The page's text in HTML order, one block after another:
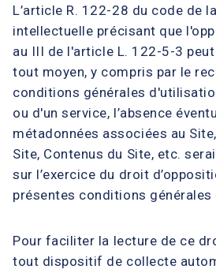
L’article R. 122-28 du code de
intellectuelle précisant que
au III de l'article L. 122-5-3
tout moyen, y compris par le
conditions générales
ou d'un service, l’absence
métadonnées associées au
Site, Contenus du Site, etc.
sur l’exercice du droit
présentes conditions générales
Pour faciliter la lecture de ce
tout dispositif de collecte